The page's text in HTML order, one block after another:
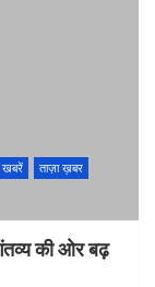
खबरें
ताज़ा ख़बर
की ओर बढ़